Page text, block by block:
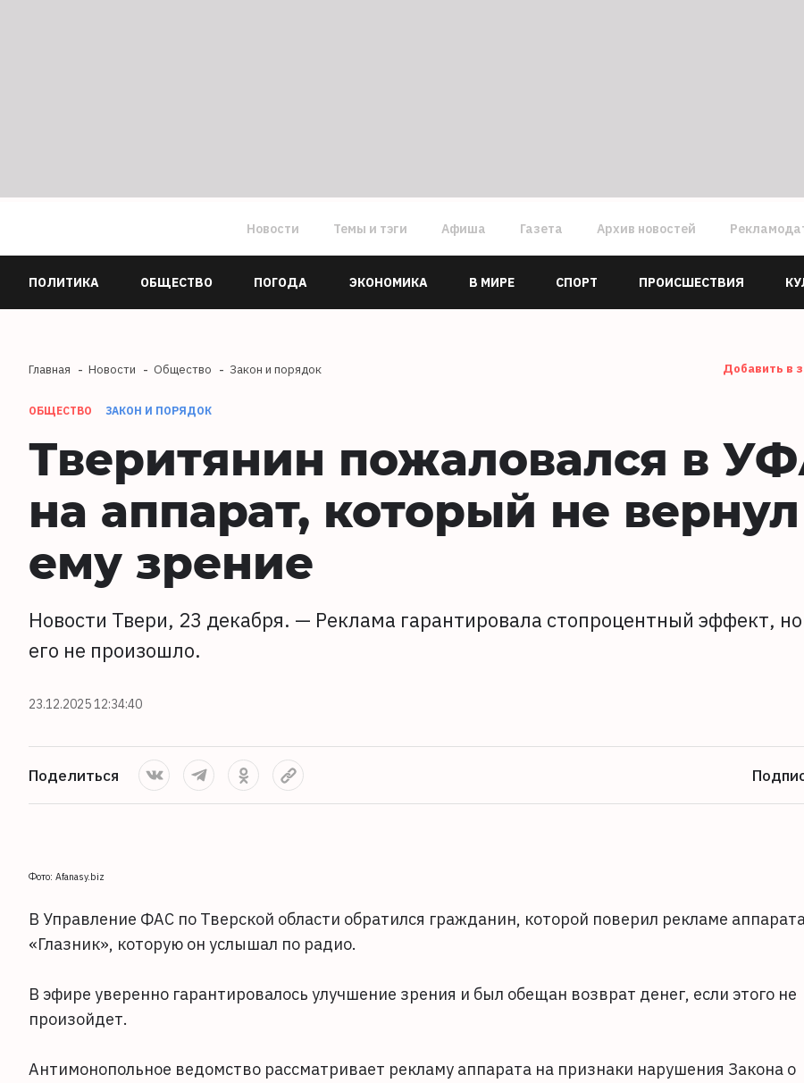
Новости Темы и тэги Афиша Газета Архив новостей
ПОЛИТИКА ОБЩЕСТВО ПОГОДА ЭКОНОМИКА В МИРЕ СПОРТ ПРОИСШЕСТВИЯ
Главная Новости Общество Закон и порядок Добавить в
ОБЩЕСТВО ЗАКОН И ПОРЯДОК
Тверитянин пожаловался в
на аппарат, который не вернул
ему зрение
Новости Твери, 23 декабря. — Реклама гарантировала стопроцентный эффект, но
его не произошло.
23.12.2025 12:34:40
Поделиться
Фото: Afanasy.biz
В Управление ФАС по Тверской области обратился гражданин, которой поверил рекламе
«Глазник», которую он услышал по радио.
В эфире уверенно гарантировалось улучшение зрения и был обещан возврат денег, если этого не
произойдет.
Антимонопольное ведомство рассматривает рекламу аппарата на признаки нарушения Закона о